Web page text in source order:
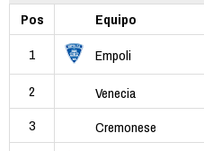
Pos Equipo
1
Empoli
2
Venecia
3
Cremonese